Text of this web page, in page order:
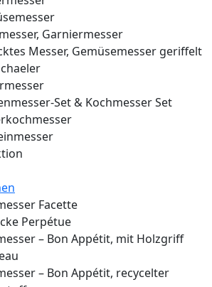
Garniermesser
Messer, Gemüsemesser geriffelt
Set & Kochmesser Set
Facette
Perpétue
– Bon Appétit, mit Holzgriff
– Bon Appétit, recycelter